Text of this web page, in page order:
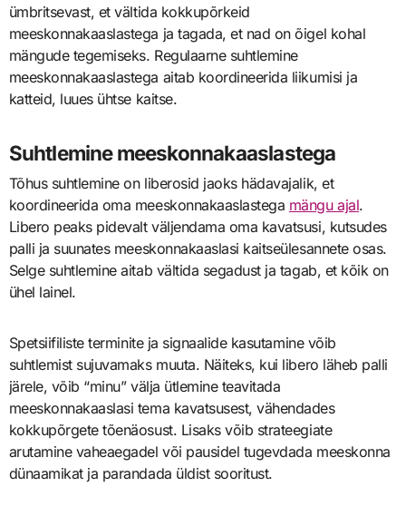
ümbritsevast, et vältida kokkupõrkeid
meeskonnakaaslastega ja tagada, et nad on õigel kohal
mängude tegemiseks. Regulaarne suhtlemine
meeskonnakaaslastega aitab koordineerida liikumisi ja
katteid, luues ühtse kaitse.
Suhtlemine meeskonnakaaslastega
Tõhus suhtlemine on liberosid jaoks hädavajalik, et
koordineerida oma meeskonnakaaslastega mängu ajal.
Libero peaks pidevalt väljendama oma kavatsusi, kutsudes
palli ja suunates meeskonnakaaslasi kaitseülesannete osas.
Selge suhtlemine aitab vältida segadust ja tagab, et kõik on
ühel lainel.
Spetsiifiliste terminite ja signaalide kasutamine võib
suhtlemist sujuvamaks muuta. Näiteks, kui libero läheb palli
järele, võib “minu” välja ütlemine teavitada
meeskonnakaaslasi tema kavatsusest, vähendades
kokkupõrgete tõenäosust. Lisaks võib strateegiate
arutamine vaheaegadel või pausidel tugevdada meeskonna
dünaamikat ja parandada üldist sooritust.